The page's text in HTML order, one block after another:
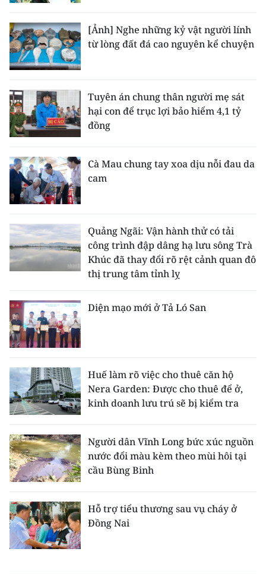
[Ảnh] Nghe những kỷ vật người lính
từ lòng đất đá cao nguyên kể chuyện
Tuyên án chung thân người mẹ sát
hại con để trục lợi bảo hiểm 4,1 tỷ
đồng
Cà Mau chung tay xoa dịu nỗi đau da
cam
Quảng Ngãi: Vận hành thử có tải
công trình đập dâng hạ lưu sông Trà
Khúc đã thay đổi rõ rệt cảnh quan đô
thị trung tâm tỉnh lỵ
Diện mạo mới ở Tả Ló San
Huế làm rõ việc cho thuê căn hộ
Nera Garden: Được cho thuê để ở,
kinh doanh lưu trú sẽ bị kiểm tra
Người dân Vĩnh Long bức xúc nguồn
nước đổi màu kèm theo mùi hôi tại
cầu Bùng Binh
Hỗ trợ tiểu thương sau vụ cháy ở
Đồng Nai